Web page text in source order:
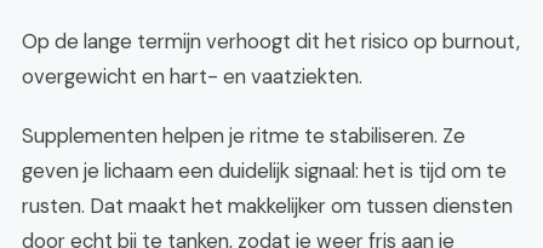
Op de lange termijn verhoogt dit het risico op burnout,
overgewicht en hart- en vaatziekten.
Supplementen helpen je ritme te stabiliseren. Ze
geven je lichaam een duidelijk signaal: het is tijd om te
rusten. Dat maakt het makkelijker om tussen diensten
door echt bij te tanken, zodat je weer fris aan je